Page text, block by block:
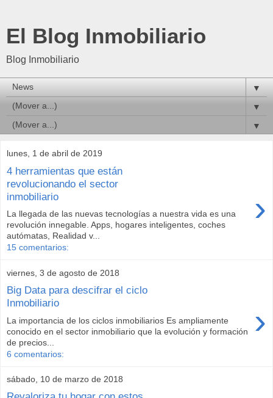
El Blog Inmobiliario
Blog Inmobiliario
▼
▼
▼
lunes, 1 de abril de 2019
4 herramientas que están
revolucionando el sector
inmobiliario
›
La llegada de las nuevas tecnologías a nuestra vida es una
revolución innegable. Apps, hogares inteligentes, coches
autómatas, Realidad v...
15 comentarios:
viernes, 3 de agosto de 2018
Big Data para descifrar el ciclo
Inmobiliario
›
La importancia de los ciclos inmobiliarios Es ampliamente
conocido en el sector inmobiliario que la evolución y formación
de precios...
6 comentarios:
sábado, 10 de marzo de 2018